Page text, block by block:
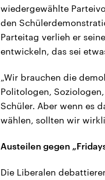
wiedergewählte
den
Parteitag verlieh er
entwickeln, das sei
„Wir brauchen die
Politologen,
Schüler. Aber wenn es
wählen, sollten wir
Austeilen gegen
Die Liberalen